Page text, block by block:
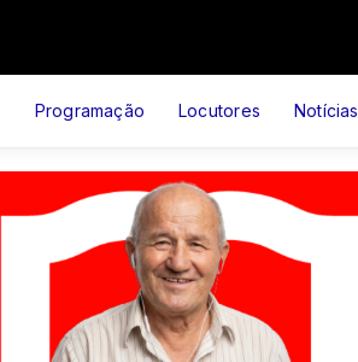
Programação Locutores Notícias